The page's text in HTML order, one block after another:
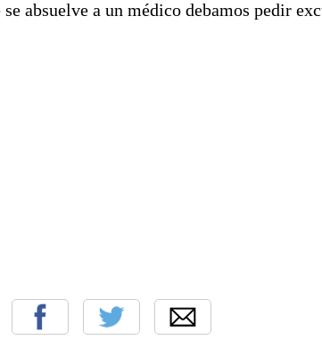
absuelve a un médico debamos pedir